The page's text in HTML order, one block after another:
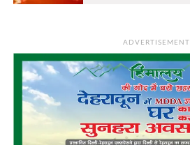
ADVERTISEMENT